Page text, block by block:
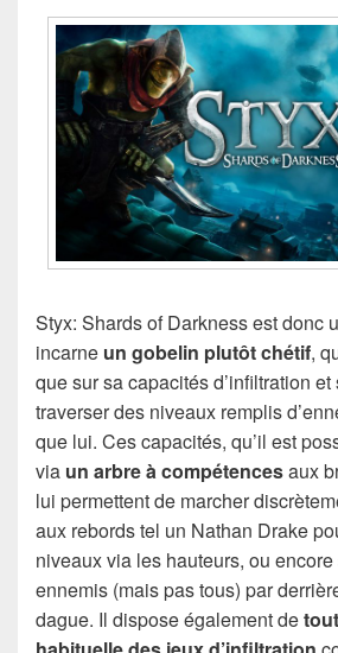
Styx: Shards of Darkness est donc
incarne un gobelin plutôt chétif,
que sur sa capacités d’infiltration
traverser des niveaux remplis
que lui. Ces capacités, qu’il est
via un arbre à compétencesaux
lui permettent de marcher
aux rebords tel un Nathan Drake
niveaux via les hauteurs, ou
ennemis (mais pas tous) par
dague. Il dispose également de